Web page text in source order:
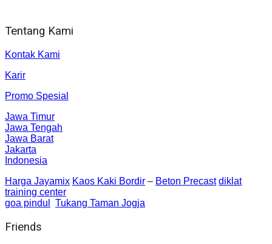
Tentang Kami
Kontak Kami
Karir
Promo Spesial
Jawa Timur
Jawa Tengah
Jawa Barat
Jakarta
Indonesia
Harga Jayamix Kaos Kaki Bordir – Beton Precast diklat
training center
goa pindul
Tukang Taman Jogja
Friends